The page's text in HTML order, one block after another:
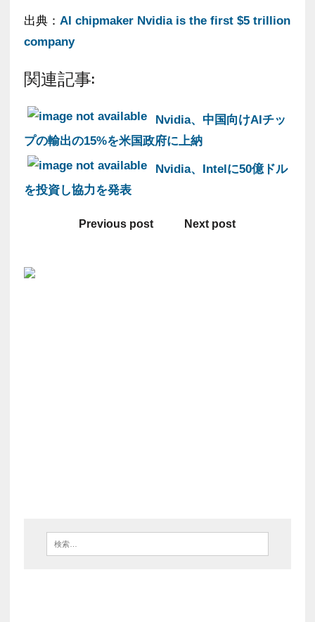
出典： AI chipmaker Nvidia is the first $5 trillion
company
関連記事:
Nvidia、中国向けAIチッ
プの輸出の15%を米国政府に上納
Nvidia、Intelに50億ドル
を投資し協力を発表
Previous post Next post